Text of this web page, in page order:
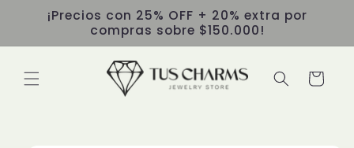
directamente
¡Precios con 25% OFF + 20% extra por
compras sobre $150.000!
Carrito